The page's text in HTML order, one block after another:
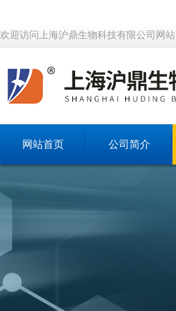
欢迎访问上海沪鼎生物科技有限公司网站
网站首页 公司简介